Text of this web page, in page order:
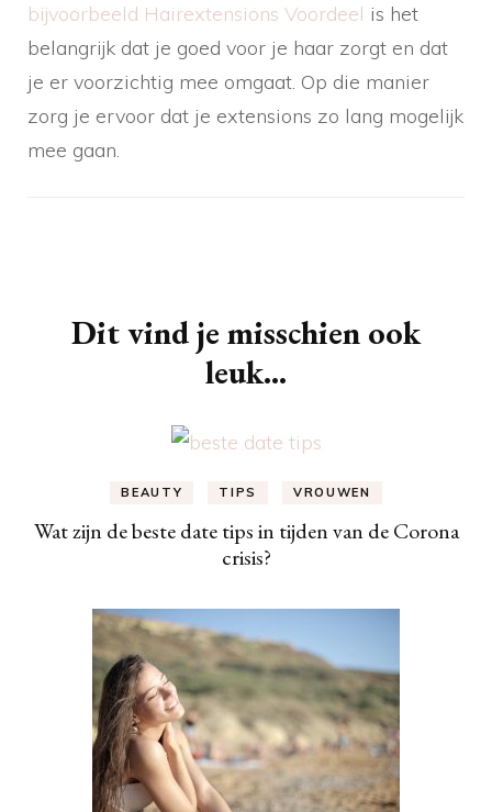
bijvoorbeeld Hairextensions Voordeel is het
belangrijk dat je goed voor je haar zorgt en dat
je er voorzichtig mee omgaat. Op die manier
zorg je ervoor dat je extensions zo lang mogelijk
mee gaan.
Dit vind je misschien ook
leuk...
BEAUTY TIPS VROUWEN
Wat zijn de beste date tips in tijden van de Corona
crisis?